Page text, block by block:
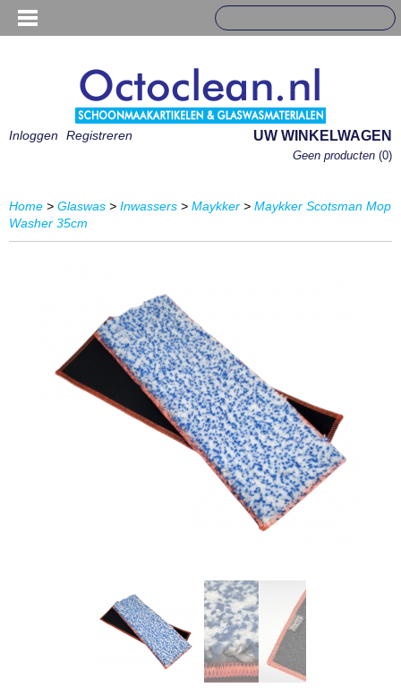
Inloggen Registreren UW WINKELWAGEN
Geen producten (0)
Home > Glaswas > Inwassers > Maykker > Maykker Scotsman Mop
Washer 35cm